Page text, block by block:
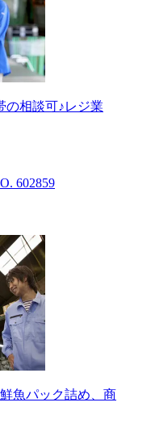
相談可♪レジ業
602859
魚パック詰め、商